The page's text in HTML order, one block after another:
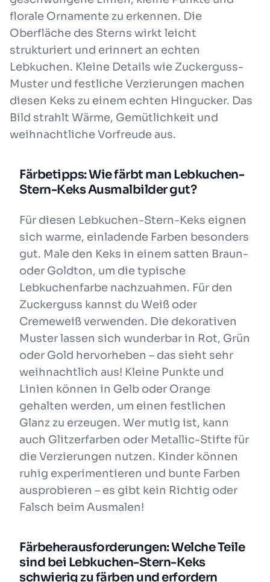
florale Ornamente zu erkennen. Die
Oberfläche des Sterns wirkt leicht
strukturiert und erinnert an echten
Lebkuchen. Kleine Details wie Zuckerguss-
Muster und festliche Verzierungen machen
diesen Keks zu einem echten Hingucker. Das
Bild strahlt Wärme, Gemütlichkeit und
weihnachtliche Vorfreude aus.
Färbetipps: Wie färbt man Lebkuchen-
Stern-Keks Ausmalbilder gut?
Für diesen Lebkuchen-Stern-Keks eignen
sich warme, einladende Farben besonders
gut. Male den Keks in einem satten Braun-
oder Goldton, um die typische
Lebkuchenfarbe nachzuahmen. Für den
Zuckerguss kannst du Weiß oder
Cremeweiß verwenden. Die dekorativen
Muster lassen sich wunderbar in Rot, Grün
oder Gold hervorheben – das sieht sehr
weihnachtlich aus! Kleine Punkte und
Linien können in Gelb oder Orange
gehalten werden, um einen festlichen
Glanz zu erzeugen. Wer mutig ist, kann
auch Glitzerfarben oder Metallic-Stifte für
die Verzierungen nutzen. Kinder können
ruhig experimentieren und bunte Farben
ausprobieren – es gibt kein Richtig oder
Falsch beim Ausmalen!
Färbeherausforderungen: Welche Teile
sind bei Lebkuchen-Stern-Keks
schwierig zu färben und erfordern